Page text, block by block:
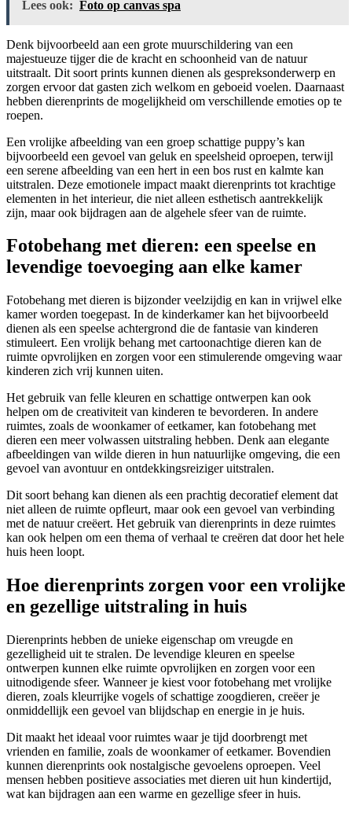
Lees ook: Foto op canvas spa
Denk bijvoorbeeld aan een grote muurschildering van een
majestueuze tijger die de kracht en schoonheid van de natuur
uitstraalt. Dit soort prints kunnen dienen als gespreksonderwerp en
zorgen ervoor dat gasten zich welkom en geboeid voelen. Daarnaast
hebben dierenprints de mogelijkheid om verschillende emoties op te
roepen.
Een vrolijke afbeelding van een groep schattige puppy’s kan
bijvoorbeeld een gevoel van geluk en speelsheid oproepen, terwijl
een serene afbeelding van een hert in een bos rust en kalmte kan
uitstralen. Deze emotionele impact maakt dierenprints tot krachtige
elementen in het interieur, die niet alleen esthetisch aantrekkelijk
zijn, maar ook bijdragen aan de algehele sfeer van de ruimte.
Fotobehang met dieren: een speelse en
levendige toevoeging aan elke kamer
Fotobehang met dieren is bijzonder veelzijdig en kan in vrijwel elke
kamer worden toegepast. In de kinderkamer kan het bijvoorbeeld
dienen als een speelse achtergrond die de fantasie van kinderen
stimuleert. Een vrolijk behang met cartoonachtige dieren kan de
ruimte opvrolijken en zorgen voor een stimulerende omgeving waar
kinderen zich vrij kunnen uiten.
Het gebruik van felle kleuren en schattige ontwerpen kan ook
helpen om de creativiteit van kinderen te bevorderen. In andere
ruimtes, zoals de woonkamer of eetkamer, kan fotobehang met
dieren een meer volwassen uitstraling hebben. Denk aan elegante
afbeeldingen van wilde dieren in hun natuurlijke omgeving, die een
gevoel van avontuur en ontdekkingsreiziger uitstralen.
Dit soort behang kan dienen als een prachtig decoratief element dat
niet alleen de ruimte opfleurt, maar ook een gevoel van verbinding
met de natuur creëert. Het gebruik van dierenprints in deze ruimtes
kan ook helpen om een thema of verhaal te creëren dat door het hele
huis heen loopt.
Hoe dierenprints zorgen voor een vrolijke
en gezellige uitstraling in huis
Dierenprints hebben de unieke eigenschap om vreugde en
gezelligheid uit te stralen. De levendige kleuren en speelse
ontwerpen kunnen elke ruimte opvrolijken en zorgen voor een
uitnodigende sfeer. Wanneer je kiest voor fotobehang met vrolijke
dieren, zoals kleurrijke vogels of schattige zoogdieren, creëer je
onmiddellijk een gevoel van blijdschap en energie in je huis.
Dit maakt het ideaal voor ruimtes waar je tijd doorbrengt met
vrienden en familie, zoals de woonkamer of eetkamer. Bovendien
kunnen dierenprints ook nostalgische gevoelens oproepen. Veel
mensen hebben positieve associaties met dieren uit hun kindertijd,
wat kan bijdragen aan een warme en gezellige sfeer in huis.